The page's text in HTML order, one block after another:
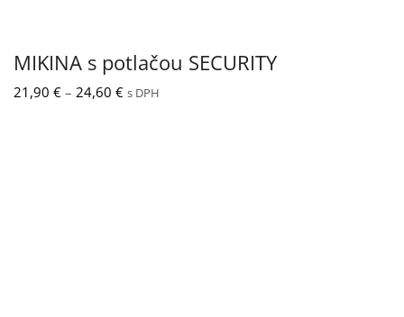
MIKINA s potlačou SECURITY
21,90 € – 24,60 €Price
s DPH